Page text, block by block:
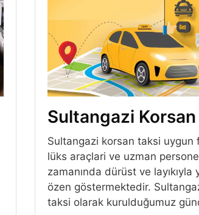
Sultangazi Korsan
Sultangazi korsan taksi uygun
lüks araçlari ve uzman
zamanında dürüst ve layıkıyla
özen göstermektedir.
taksi olarak kurulduğumuz